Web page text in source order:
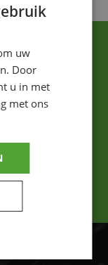
uw
Door
u in met
met ons